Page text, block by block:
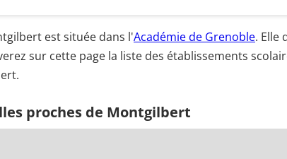
est située dans l'Académie de Grenoble. Elle
sur cette page la liste des établissements
proches de Montgilbert